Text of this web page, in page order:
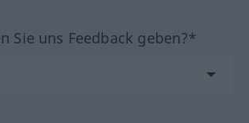
Sie uns Feedback geben?*